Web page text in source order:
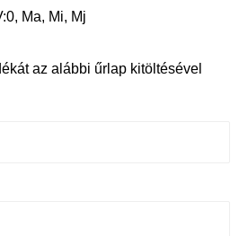
Ma, Mi, Mj
az alábbi űrlap kitöltésével